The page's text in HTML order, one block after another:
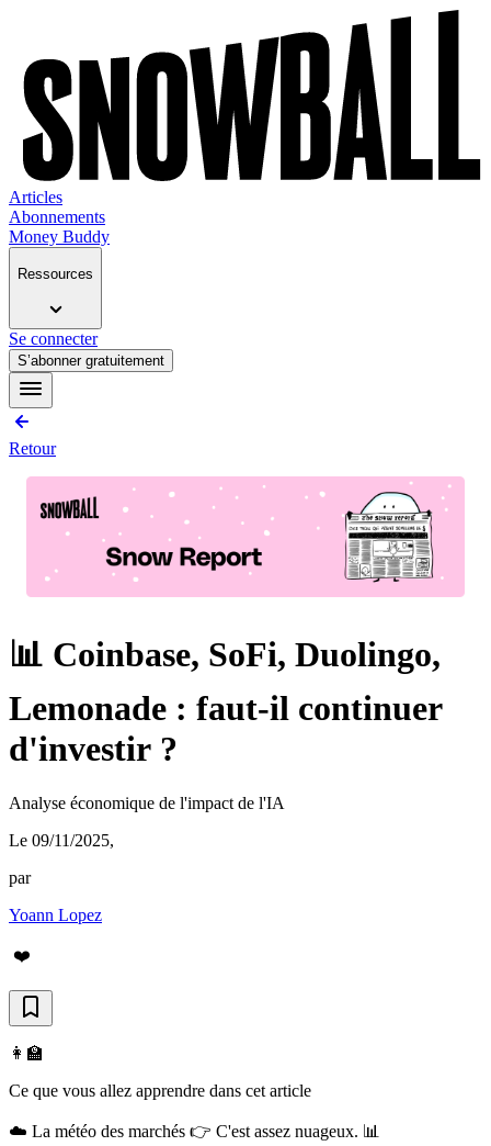
Articles
Abonnements
Money Buddy
Ressources
Se connecter
S’abonner gratuitement
Retour
📊 Coinbase, SoFi, Duolingo,
Lemonade : faut-il continuer
d'investir ?
Analyse économique de l'impact de l'IA
Le 09/11/2025,
par
Yoann Lopez
❤️
👩‍🏫
Ce que vous allez apprendre dans cet article
☁️ La météo des marchés 👉 C'est assez nuageux. 📊